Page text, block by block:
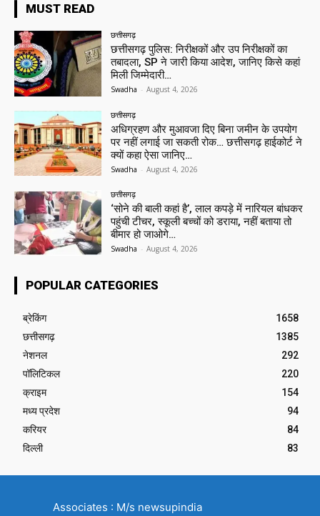
MUST READ
छत्तीसगढ़
छत्तीसगढ़ पुलिस: निरीक्षकों और उप निरीक्षकों का
तबादला, SP ने जारी किया आदेश, जानिए किसे कहां
मिली जिम्मेदारी…
Swadha - August 4, 2026
छत्तीसगढ़
अधिग्रहण और मुआवजा दिए बिना जमीन के उपयोग
पर नहीं लगाई जा सकती रोक… छत्तीसगढ़ हाईकोर्ट ने
क्यों कहा ऐसा जानिए…
Swadha - August 4, 2026
छत्तीसगढ़
‘सोने की बाली कहां है’, लाल कपड़े में नारियल बांधकर
पहुंची टीचर, स्कूली बच्चों को डराया, नहीं बताया तो
बीमार हो जाओगे…
Swadha - August 4, 2026
POPULAR CATEGORIES
ब्रेकिंग
1658
छत्तीसगढ़
1385
नेशनल
292
पॉलिटिकल
220
क्राइम
154
मध्य प्रदेश
94
करियर
84
दिल्ली
83
Associates : M/s newsupindia